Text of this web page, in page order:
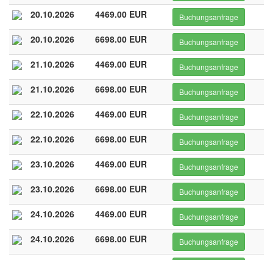
20.10.2026 4469.00 EUR Buchungsanfrage
20.10.2026 6698.00 EUR Buchungsanfrage
21.10.2026 4469.00 EUR Buchungsanfrage
21.10.2026 6698.00 EUR Buchungsanfrage
22.10.2026 4469.00 EUR Buchungsanfrage
22.10.2026 6698.00 EUR Buchungsanfrage
23.10.2026 4469.00 EUR Buchungsanfrage
23.10.2026 6698.00 EUR Buchungsanfrage
24.10.2026 4469.00 EUR Buchungsanfrage
24.10.2026 6698.00 EUR Buchungsanfrage